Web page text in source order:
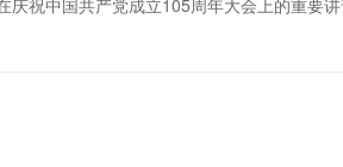
祝中国共产党成立105周年大会上的重要